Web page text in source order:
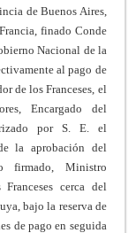
de Buenos Aires,
finado Conde
Nacional de la
al pago de
de los Franceses, el
Encargado del
por S. E. el
la aprobación del
firmado, Ministro
cerca del
bajo la reserva de
de pago en seguida